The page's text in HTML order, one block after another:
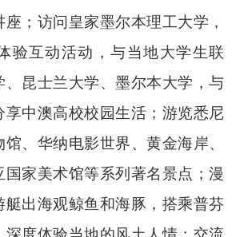
；访问皇家墨尔本理工大学，
验互动活动，与当地大学生联
、昆士兰大学、墨尔本大学，与
享中澳高校校园生活；游览悉尼
、华纳电影世界、黄金海岸、
家美术馆等系列著名景点；漫
艇出海观鲸鱼和海豚，搭乘普芬